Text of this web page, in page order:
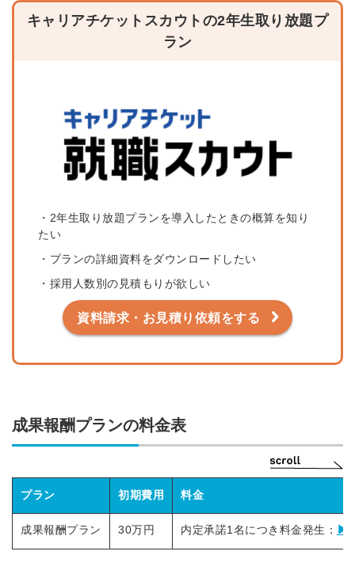
キャリアチケットスカウトの2年生取り放題プ
ラン
・2年生取り放題プランを導入したときの概算を知り
たい
・プランの詳細資料をダウンロードしたい
・採用人数別の見積もりが欲しい
資料請求・お見積り依頼をする
成果報酬プランの料金表
プラン 初期費用 料金
成果報酬プラン 30万円 内定承諾1名につき料金発生： ▶